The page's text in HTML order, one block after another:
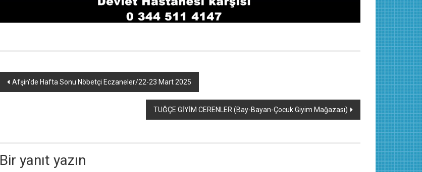
Yazı
Afşin’de Hafta Sonu Nöbetçi Eczaneler/22-23 Mart 2025
TUĞÇE GİYİM CERENLER (Bay-Bayan-Çocuk Giyim Mağazası)
Bir yanıt yazın